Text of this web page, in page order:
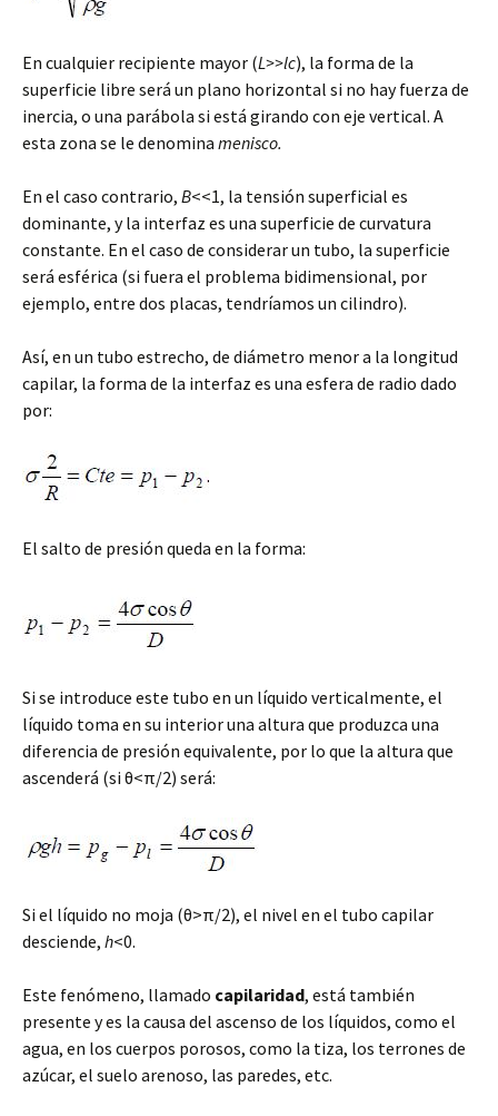
En cualquier recipiente mayor (L>>lc), la forma de la
superficie libre será un plano horizontal si no hay fuerza de
inercia, o una parábola si está girando con eje vertical. A
esta zona se le denomina menisco.
En el caso contrario, B<<1, la tensión superficial es
dominante, y la interfaz es una superficie de curvatura
constante. En el caso de considerar un tubo, la superficie
será esférica (si fuera el problema bidimensional, por
ejemplo, entre dos placas, tendríamos un cilindro).
Así, en un tubo estrecho, de diámetro menor a la longitud
capilar, la forma de la interfaz es una esfera de radio dado
por:
El salto de presión queda en la forma:
Si se introduce este tubo en un líquido verticalmente, el
líquido toma en su interior una altura que produzca una
diferencia de presión equivalente, por lo que la altura que
ascenderá (si θ<π/2) será:
Si el líquido no moja (θ>π/2), el nivel en el tubo capilar
desciende, h<0.
Este fenómeno, llamado capilaridad, está también
presente y es la causa del ascenso de los líquidos, como el
agua, en los cuerpos porosos, como la tiza, los terrones de
azúcar, el suelo arenoso, las paredes, etc.